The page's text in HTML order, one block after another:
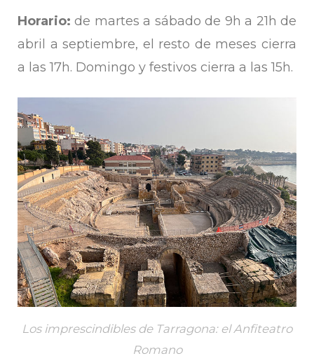
Horario:de martes a sábado de 9h a 21h de
abril a septiembre, el resto de meses cierra
a las 17h. Domingo y festivos cierra a las 15h.
Los imprescindibles de Tarragona: el Anfiteatro
Romano